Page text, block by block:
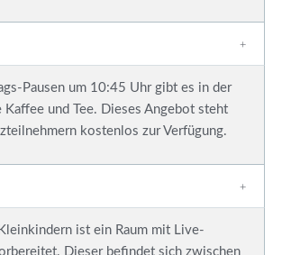
Pausen um 10:45 Uhr gibt es in der
Kaffee und Tee. Dieses Angebot steht
kostenlos zur Verfügung.
ist ein Raum mit Live-
Dieser befindet sich zwischen